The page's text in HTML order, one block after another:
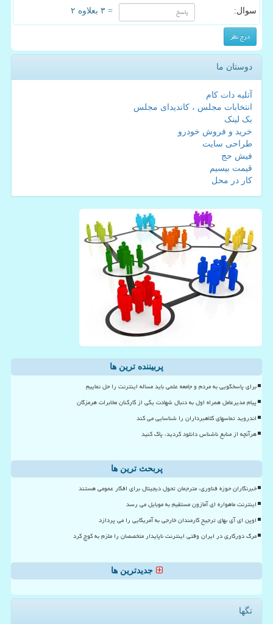
سوال: = ۳ بعلاوه ۲
دوستان ما
آتلیه دات کام
انتخابات مجلس ، کاندیدای مجلس
بک لینک
خرید و فروش خودرو
طراحی سایت
فیش حج
قیمت بیسیم
کار در محل
پربیننده ترین ها
برای پاسخگویی به مردم و جامعه علمی باید مساله اینترنت را حل نماییم
پیام مدیرعامل همراه اول به دنبال شهادت یکی از کارکنان مخابرات هرمزگان
اندروید تماسهای کلاهبرداران را شناسایی می کند
هرآنچه از منابع ناشناس دانلود کردید، پاک کنید
پربحث ترین ها
خبرنگاران حوزه فناوری، مترجمان تحول دیجیتال برای افکار عمومی هستند
اینترنت ماهواره ای آمازون مستقیم به موبایل می رسد
اوپن ای آی بهای ترجیح کارمندان خارجی به آمریکایی را می پردازد
مرگ دورکاری در ایران وقتی اینترنت ناپایدار متخصصان را ملزم به کوچ کرد
جدیدترین ها
تگها